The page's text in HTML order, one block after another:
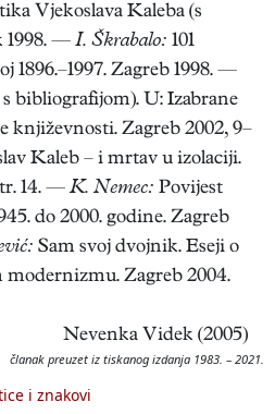
Vjekoslava Kaleba (s
1998. — I. Škrabalo: 101
1896.–1997. Zagreb 1998. —
bibliografijom). U: Izabrane
književnosti. Zagreb 2002, 9–
Kaleb – i mrtav u izolaciji.
14. — K. Nemec: Povijest
do 2000. godine. Zagreb
Sam svoj dvojnik. Eseji o
Zagreb 2004.
Nevenka Videk (2005)
članak preuzet iz tiskanog izdanja 1983. – 2021.
i znakovi